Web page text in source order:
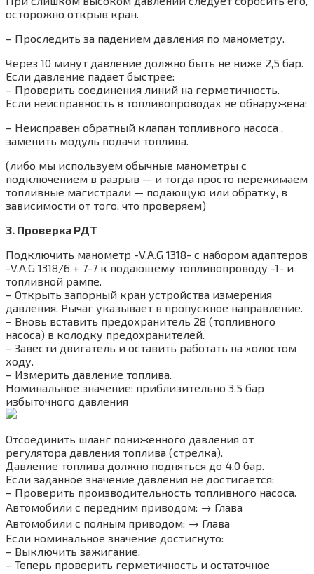
осторожно открыв кран.
– Проследить за падением давления по манометру.
Через 10 минут давление должно быть не ниже 2,5 бар.
Если давление падает быстрее:
– Проверить соединения линий на герметичность.
Если неисправность в топливопроводах не обнаружена:
– Неисправен обратный клапан топливного насоса ,
заменить модуль подачи топлива.
(либо мы используем обычные манометры с
подключением в разрыв — и тогда просто пережимаем
топливные магистрали — подающую или обратку, в
зависимости от того, что проверяем)
3. Проверка РДТ
Подключить манометр -V.A.G 1318- с набором адаптеров
-V.A.G 1318/6 + 7-7 к подающему топливопроводу -1- и
топливной рампе.
– Открыть запорный кран устройства измерения
давления. Рычаг указывает в пропускное направление.
– Вновь вставить предохранитель 28 (топливного
насоса) в колодку предохранителей.
– Завести двигатель и оставить работать на холостом
ходу.
– Измерить давление топлива.
Номинальное значение: приблизительно 3,5 бар
избыточного давления
Отсоединить шланг пониженного давления от
регулятора давления топлива (стрелка).
Давление топлива должно подняться до 4,0 бар.
Если заданное значение давления не достигается:
– Проверить производительность топливного насоса.
Автомобили с передним приводом: → Глава
Автомобили с полным приводом: → Глава
Если номинальное значение достигнуто:
– Выключить зажигание.
– Теперь проверить герметичность и остаточное